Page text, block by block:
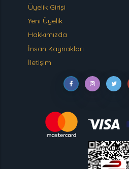
Üyelik Girişi
Yeni Üyelik
Hakkımızda
İnsan Kaynakları
İletişim